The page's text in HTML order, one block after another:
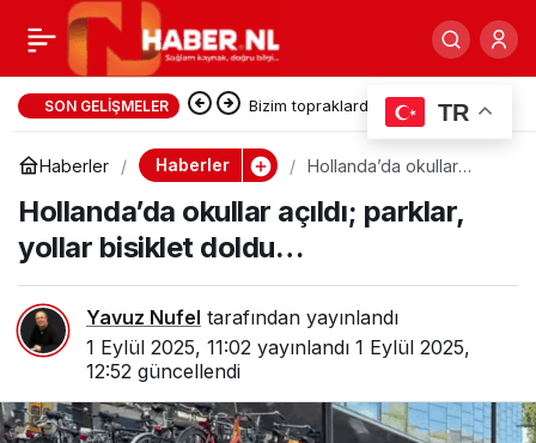
SON GELIŞMELER Bizim topraklarda 2.700 yıl önce
yazılan destan : Odessa
Haberler Haberler
Hollanda’da okullar
bisiklet doldu…
Hollanda’da okullar açıldı; parklar,
yollar bisiklet doldu…
Yavuz Nufel tarafından yayınlandı
1 Eylül 2025, 11:02 yayınlandı 1 Eylül 2025,
12:52 güncellendi
Kayıp gençler sağ salim
bulundu!
0 Paylaş
TR